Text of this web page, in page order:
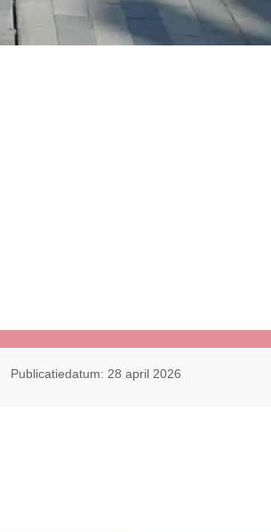
Publicatiedatum: 28 april 2026